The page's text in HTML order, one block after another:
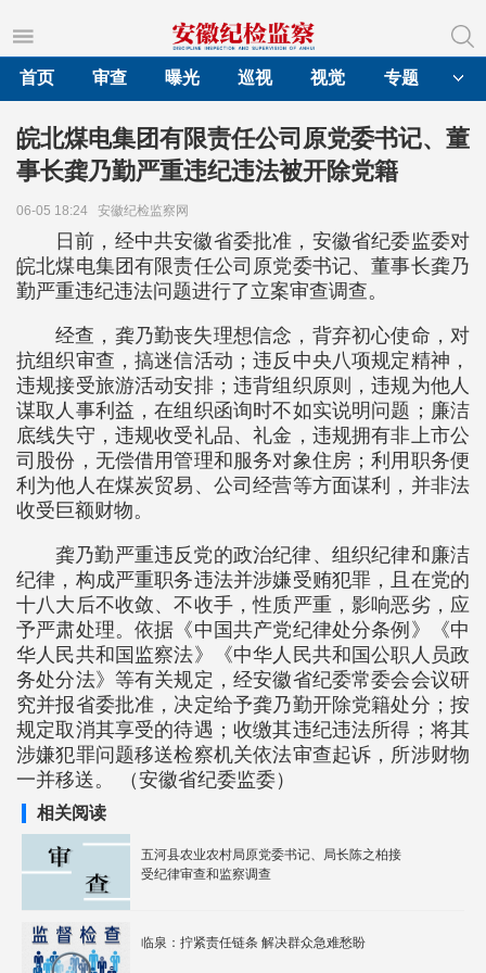
首页
审查 曝光 巡视 视觉 专题
皖北煤电集团有限责任公司原党委书记、董
事长龚乃勤严重违纪违法被开除党籍
06-05 18:24 安徽纪检监察网
日前，经中共安徽省委批准，安徽省纪委监委对
皖北煤电集团有限责任公司原党委书记、董事长龚乃
勤严重违纪违法问题进行了立案审查调查。
经查，龚乃勤丧失理想信念，背弃初心使命，对
抗组织审查，搞迷信活动；违反中央八项规定精神，
违规接受旅游活动安排；违背组织原则，违规为他人
谋取人事利益，在组织函询时不如实说明问题；廉洁
底线失守，违规收受礼品、礼金，违规拥有非上市公
司股份，无偿借用管理和服务对象住房；利用职务便
利为他人在煤炭贸易、公司经营等方面谋利，并非法
收受巨额财物。
龚乃勤严重违反党的政治纪律、组织纪律和廉洁
纪律，构成严重职务违法并涉嫌受贿犯罪，且在党的
十八大后不收敛、不收手，性质严重，影响恶劣，应
予严肃处理。依据《中国共产党纪律处分条例》《中
华人民共和国监察法》《中华人民共和国公职人员政
务处分法》等有关规定，经安徽省纪委常委会会议研
究并报省委批准，决定给予龚乃勤开除党籍处分；按
规定取消其享受的待遇；收缴其违纪违法所得；将其
涉嫌犯罪问题移送检察机关依法审查起诉，所涉财物
一并移送。 （安徽省纪委监委）
相关阅读
五河县农业农村局原党委书记、局长陈之柏接
受纪律审查和监察调查
临泉：拧紧责任链条 解决群众急难愁盼